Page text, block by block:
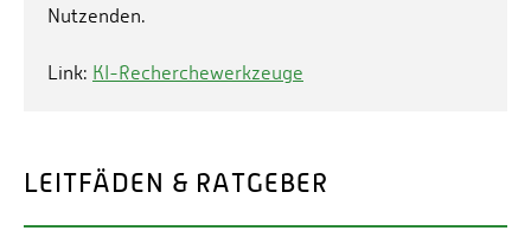
Nutzenden.
Link: KI-Recherchewerkzeuge
LEITFÄDEN & RATGEBER